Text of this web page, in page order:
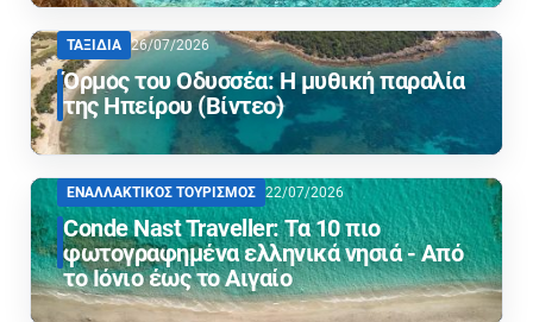
ΤΑΞΙΔΙΑ 26/07/2026
Όρμος του Οδυσσέα: Η μυθική παραλία
της Ηπείρου (Βίντεο)
ΕΝΑΛΛΑΚΤΙΚΟΣ ΤΟΥΡΙΣΜΟΣ 22/07/2026
Conde Nast Traveller: Τα 10 πιο
φωτογραφημένα ελληνικά νησιά - Από
το Ιόνιο έως το Αιγαίο